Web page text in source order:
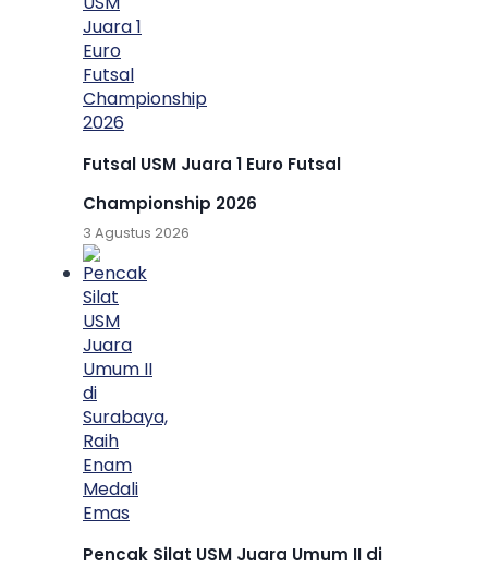
Futsal USM Juara 1 Euro Futsal
Championship 2026
3 Agustus 2026
Pencak Silat USM Juara Umum II di